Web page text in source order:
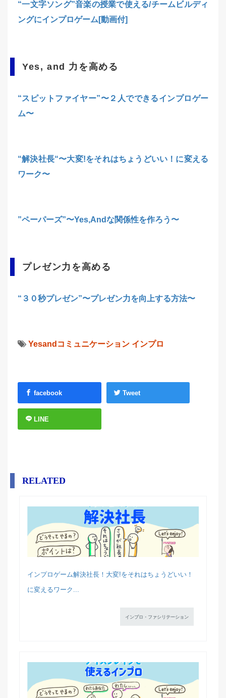
“一文字ソング”音楽の授業で使える/チームビルディ
ングにインプロゲーム[動画付]
Yes, and 力を高める
“スピットファイヤー”〜２人でできるインプロゲー
ム〜
“解決社長“〜大変!をそれはちょうどいい！に変える
ワーク〜
”ペーパーズ”〜Yes,Andな関係性を作ろう〜
プレゼン力を高める
“３０秒プレゼン”〜プレゼン力を向上する方法〜
Yesandコミュニケーション インプロ
facebook Tweet
LINE
RELATED
インプロゲーム解決社長！大変!をそれはちょうどいい！
に変えるワーク...
インプロ・ファシリテーション